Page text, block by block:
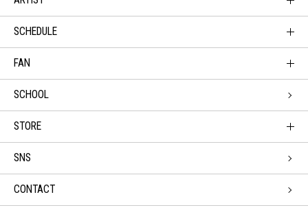
SCHEDULE
FAN
SCHOOL
STORE
SNS
CONTACT